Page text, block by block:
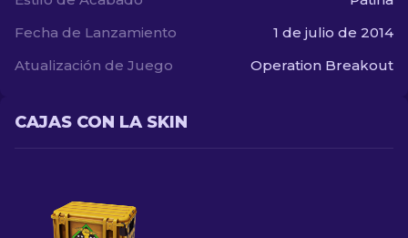
Fecha de Lanzamiento
1 de julio de 2014
Atualización de Juego
Operation Breakout
CAJAS CON LA SKIN